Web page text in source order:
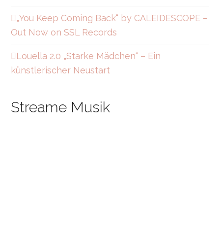
„You Keep Coming Back“ by CALEIDESCOPE –
Out Now on SSL Records
Louella 2.0 „Starke Mädchen“ – Ein
künstlerischer Neustart
Streame Musik